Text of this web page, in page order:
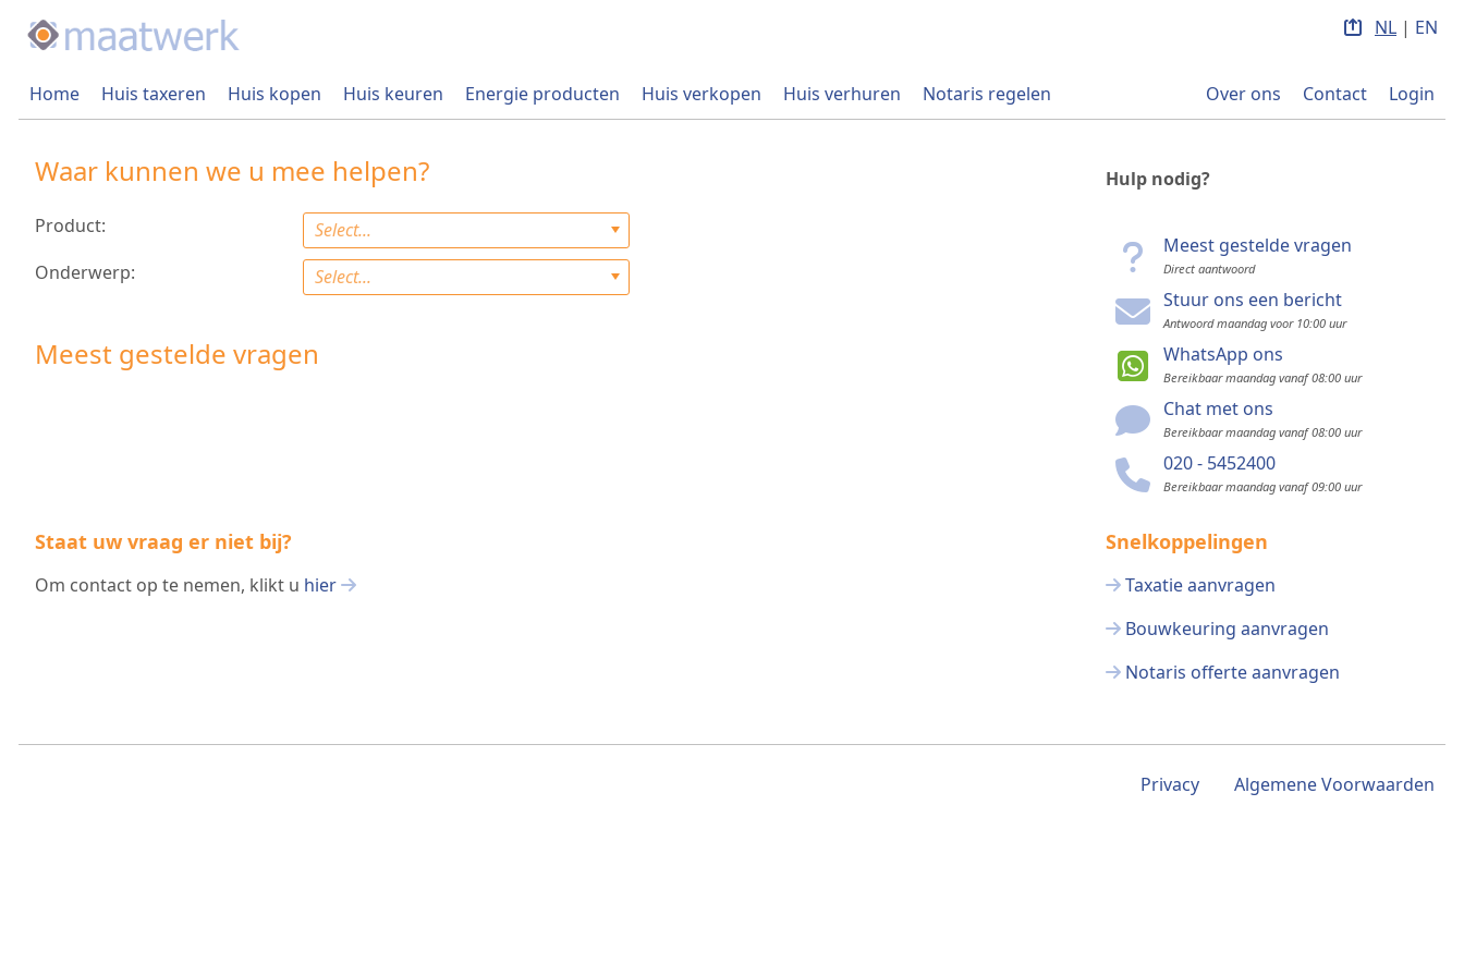
NL | EN
Home Huis taxeren Huis kopen Huis keuren Energie producten Huis verkopen Huis verhuren Notaris regelen Login
Contact
Over ons
Waar kunnen we u mee helpen?
Product:
Select...
Onderwerp:
Select...
Meest gestelde vragen
Hulp nodig?
Meest gestelde vragen
Direct aantwoord
Stuur ons een bericht
Antwoord maandag voor 10:00 uur
WhatsApp ons
Bereikbaar maandag vanaf 08:00 uur
Chat met ons
Bereikbaar maandag vanaf 08:00 uur
020 - 5452400
Bereikbaar maandag vanaf 09:00 uur
Staat uw vraag er niet bij?
Om contact op te nemen, klikt u hier
Snelkoppelingen
Taxatie aanvragen
Bouwkeuring aanvragen
Notaris offerte aanvragen
Privacy Algemene Voorwaarden